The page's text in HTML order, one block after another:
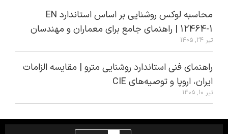
محاسبه لوکس روشنایی بر اساس استاندارد EN
12464-1 | راهنمای جامع برای معماران و مهندسان
تیر 24, 1405
راهنمای فنی استاندارد روشنایی مترو | مقایسه الزامات
ایران، اروپا و توصیه‌های CIE
تیر 10, 1405